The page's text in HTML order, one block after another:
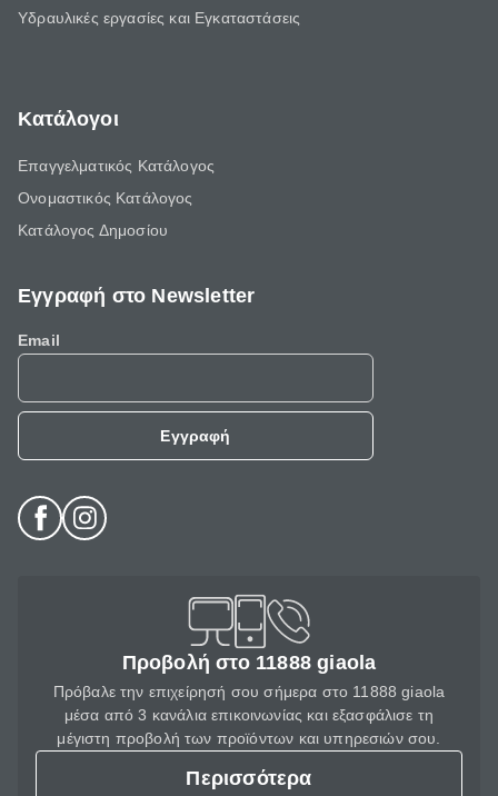
Υδραυλικές εργασίες και Εγκαταστάσεις
Κατάλογοι
Επαγγελματικός Κατάλογος
Ονομαστικός Κατάλογος
Κατάλογος Δημοσίου
Εγγραφή στο Newsletter
Email
Εγγραφή
Προβολή στο 11888 giaola
Πρόβαλε την επιχείρησή σου σήμερα στο 11888 giaola
μέσα από 3 κανάλια επικοινωνίας και εξασφάλισε τη
μέγιστη προβολή των προϊόντων και υπηρεσιών σου.
Περισσότερα